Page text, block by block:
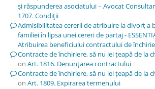
și răspunderea asociatului – Avocat
1707. Condiţii
Admisibilitatea cererii de atribuire la divorț a
familiei în lipsa unei cereri de partaj -
Atribuirea beneficiului contractului de
Contracte de închiriere, să nu iei țeapă de la
on Art. 1816. Denunţarea contractului
Contracte de închiriere, să nu iei țeapă de la
on Art. 1809. Expirarea termenului